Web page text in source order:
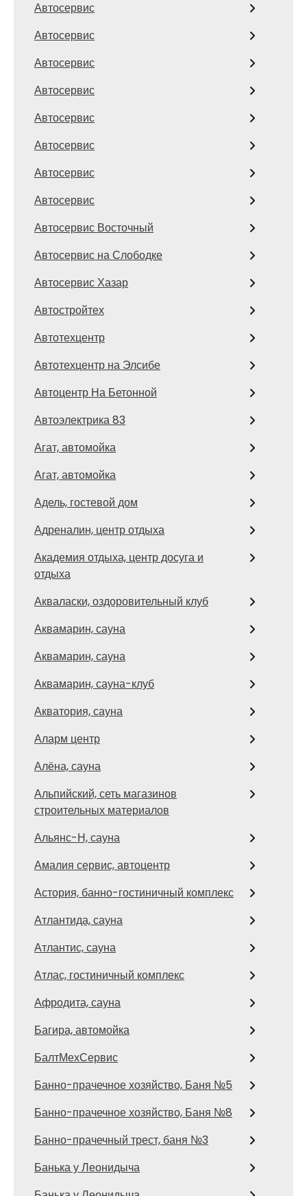
Автосервис
Автосервис
Автосервис
Автосервис
Автосервис
Автосервис
Автосервис
Автосервис
Автосервис Восточный
Автосервис на Слободке
Автосервис Хазар
Автостройтех
Автотехцентр
Автотехцентр на Элсибе
Автоцентр На Бетонной
Автоэлектрика 83
Агат, автомойка
Агат, автомойка
Адель, гостевой дом
Адреналин, центр отдыха
Академия отдыха, центр досуга и
отдыха
Акваласки, оздоровительный клуб
Аквамарин, сауна
Аквамарин, сауна
Аквамарин, сауна-клуб
Акватория, сауна
Аларм центр
Алёна, сауна
Альпийский, сеть магазинов
строительных материалов
Альянс-Н, сауна
Амалия сервис, автоцентр
Астория, банно-гостиничный комплекс
Атлантида, сауна
Атлантис, сауна
Атлас, гостиничный комплекс
Афродита, сауна
Багира, автомойка
БалтМехСервис
Банно-прачечное хозяйство, Баня №5
Банно-прачечное хозяйство, Баня №8
Банно-прачечный трест, баня №3
Банька у Леонидыча